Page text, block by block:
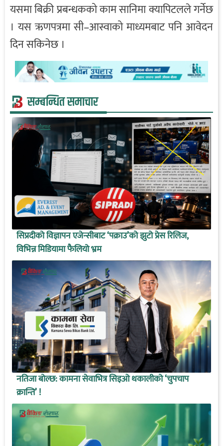
यसमा बिक्री प्रबन्धकको काम सानिमा क्यापिटलले गर्नेछ
। यस ऋणपत्रमा सी–आस्वाको माध्यमबाट पनि आवेदन
दिन सकिनेछ ।
सम्बन्धित समाचार
सिप्रदीको विज्ञापन एजेन्सीबाट ‘पक्राउ’को झुटो प्रेस रिलिज,
विभिन्न मिडियामा फैलियो भ्रम
नतिजा बोल्छ: कामना सेवाभित्र सिइओ थकालीको ‘चुपचाप
क्रान्ति’ !